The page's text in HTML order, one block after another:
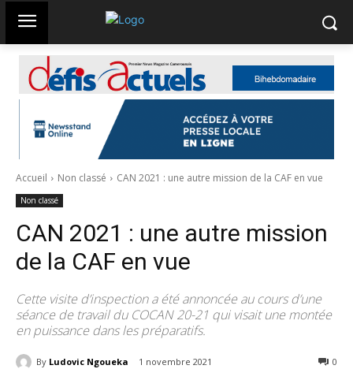
Accueil Non classé CAN 2021 : une autre mission de la CAF en vue
Non classé
CAN 2021 : une autre mission
de la CAF en vue
Cette visite d’inspection a été annoncée au cours d’une
séance de travail du COCAN 20-21 qui visait une montée
en puissance dans les préparatifs.
By Ludovic Ngoueka 1 novembre 2021 0